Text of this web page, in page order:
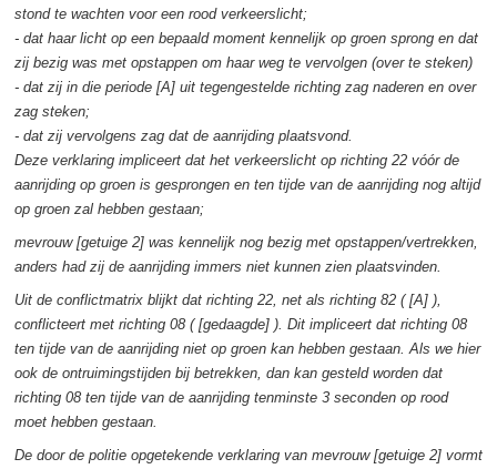
stond te wachten voor een rood verkeerslicht;
- dat haar licht op een bepaald moment kennelijk op groen sprong en dat
zij bezig was met opstappen om haar weg te vervolgen (over te steken)
- dat zij in die periode [A] uit tegengestelde richting zag naderen en over
zag steken;
- dat zij vervolgens zag dat de aanrijding plaatsvond.
Deze verklaring impliceert dat het verkeerslicht op richting 22 vóór de
aanrijding op groen is gesprongen en ten tijde van de aanrijding nog altijd
op groen zal hebben gestaan;
mevrouw [getuige 2] was kennelijk nog bezig met opstappen/vertrekken,
anders had zij de aanrijding immers niet kunnen zien plaatsvinden.
Uit de conflictmatrix blijkt dat richting 22, net als richting 82 ( [A] ),
conflicteert met richting 08 ( [gedaagde] ). Dit impliceert dat richting 08
ten tijde van de aanrijding niet op groen kan hebben gestaan. Als we hier
ook de ontruimingstijden bij betrekken, dan kan gesteld worden dat
richting 08 ten tijde van de aanrijding tenminste 3 seconden op rood
moet hebben gestaan.
De door de politie opgetekende verklaring van mevrouw [getuige 2] vormt